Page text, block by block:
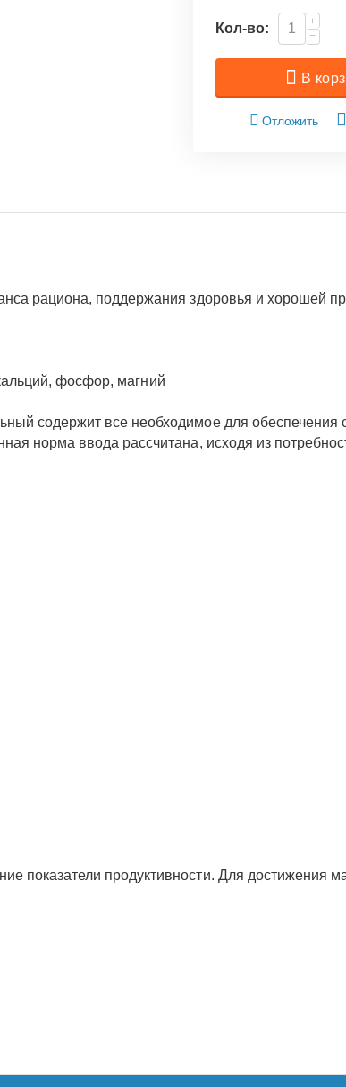
Кол-во:
+
−
В
Отложить
рациона, поддержания здоровья и хорошей
фосфор, магний
содержит все необходимое для обеспечения
норма ввода рассчитана, исходя из
продуктивности. Для достижения